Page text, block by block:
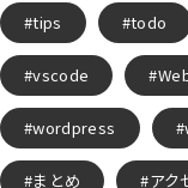
tips todo
vscode
wordpress
まとめ アク